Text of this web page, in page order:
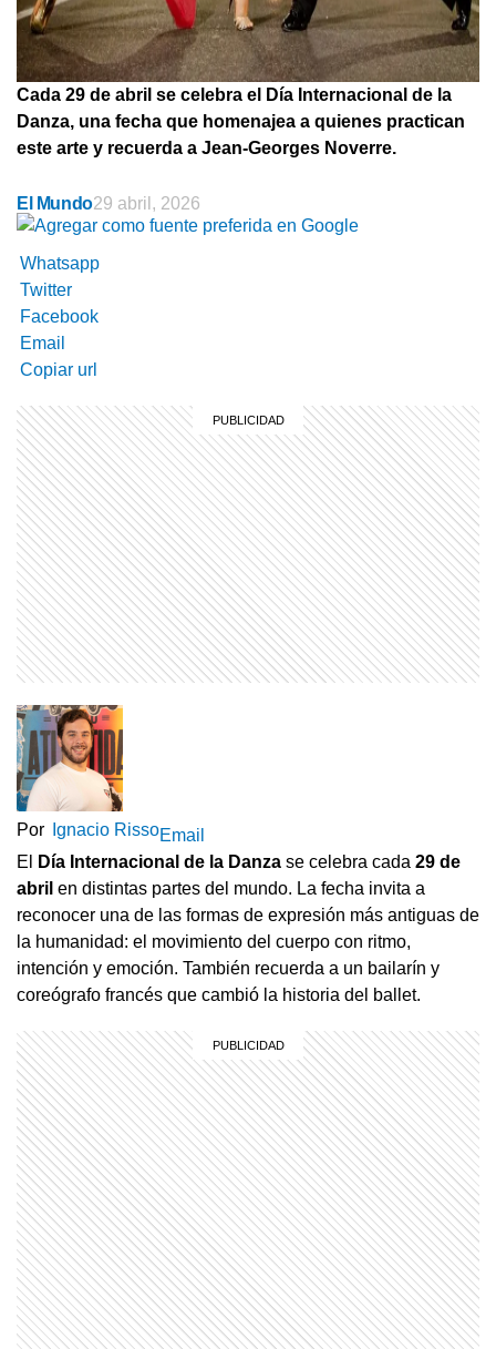
Cada 29 de abril se celebra el Día Internacional de la
Danza, una fecha que homenajea a quienes practican
este arte y recuerda a Jean-Georges Noverre.
El Mundo29 abril, 2026
Whatsapp
Twitter
Facebook
Email
Copiar url
Por Ignacio RissoEmail
El
Día Internacional de la Danza se celebra cada 29 de
abril en distintas partes del mundo. La fecha invita a
reconocer una de las formas de expresión más antiguas de
la humanidad: el movimiento del cuerpo con ritmo,
intención y emoción. También recuerda a un bailarín y
coreógrafo francés que cambió la historia del ballet.